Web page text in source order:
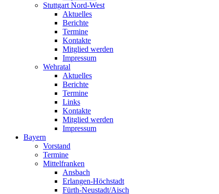
Stuttgart Nord-West
Aktuelles
Berichte
Termine
Kontakte
Mitglied werden
Impressum
Wehratal
Aktuelles
Berichte
Termine
Links
Kontakte
Mitglied werden
Impressum
Bayern
Vorstand
Termine
Mittelfranken
Ansbach
Erlangen-Höchstadt
Fürth-Neustadt/Aisch